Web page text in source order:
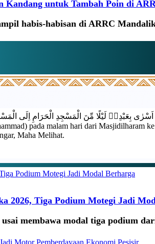
untuk Tambah Poin di
habis-habisan di ARRC
بِعَبْدِهٖ لَيْلًا مِّنَ الْمَسْجِدِ الْحَرَامِ اِلَى
pada malam hari dari Masjidilharam
Maha Melihat.
2026, Tiga Podium Motegi Jadi
membawa modal tiga podium